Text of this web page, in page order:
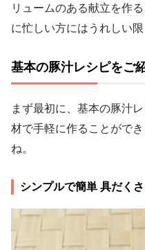
リュームのある献立を作
に忙しい方にはうれしい限
基本の豚汁レシピをご
まず最初に、基本の豚汁
材で手軽に作ることがで
ね。
シンプルで簡単 具だく